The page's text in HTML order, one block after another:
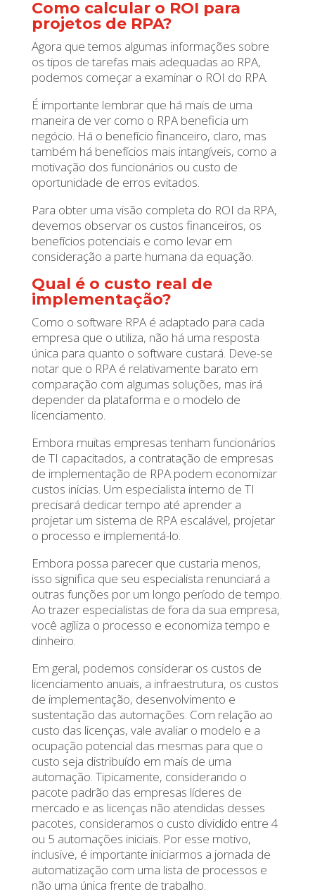
Como calcular o ROI para
projetos de RPA?
Agora que temos algumas informações sobre
os tipos de tarefas mais adequadas ao RPA,
podemos começar a examinar o ROI do RPA.
É importante lembrar que há mais de uma
maneira de ver como o RPA beneficia um
negócio. Há o benefício financeiro, claro, mas
também há benefícios mais intangíveis, como a
motivação dos funcionários ou custo de
oportunidade de erros evitados.
Para obter uma visão completa do ROI da RPA,
devemos observar os custos financeiros, os
benefícios potenciais e como levar em
consideração a parte humana da equação.
Qual é o custo real de
implementação?
Como o software RPA é adaptado para cada
empresa que o utiliza, não há uma resposta
única para quanto o software custará. Deve-se
notar que o RPA é relativamente barato em
comparação com algumas soluções, mas irá
depender da plataforma e o modelo de
licenciamento.
Embora muitas empresas tenham funcionários
de TI capacitados, a contratação de empresas
de implementação de RPA podem economizar
custos inicias. Um especialista interno de TI
precisará dedicar tempo até aprender a
projetar um sistema de RPA escalável, projetar
o processo e implementá-lo.
Embora possa parecer que custaria menos,
isso significa que seu especialista renunciará a
outras funções por um longo período de tempo.
Ao trazer especialistas de fora da sua empresa,
você agiliza o processo e economiza tempo e
dinheiro.
Em geral, podemos considerar os custos de
licenciamento anuais, a infraestrutura, os custos
de implementação, desenvolvimento e
sustentação das automações. Com relação ao
custo das licenças, vale avaliar o modelo e a
ocupação potencial das mesmas para que o
custo seja distribuído em mais de uma
automação. Tipicamente, considerando o
pacote padrão das empresas líderes de
mercado e as licenças não atendidas desses
pacotes, consideramos o custo dividido entre 4
ou 5 automações iniciais. Por esse motivo,
inclusive, é importante iniciarmos a jornada de
automatização com uma lista de processos e
não uma única frente de trabalho.